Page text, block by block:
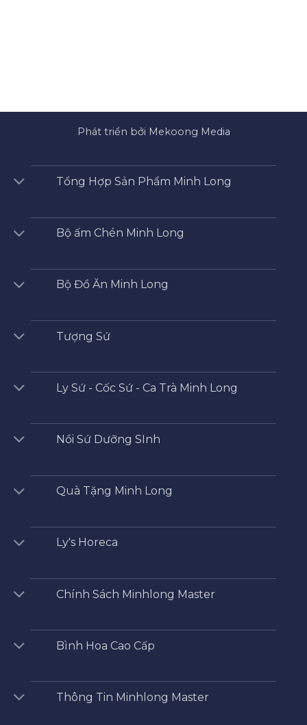
Phát triển bởi Mekoong Media
Tổng Hợp Sản Phẩm Minh Long
Bộ ấm Chén Minh Long
Bộ Đồ Ăn Minh Long
Tượng Sứ
Ly Sứ - Cốc Sứ - Ca Trà Minh Long
Nồi Sứ Dưỡng SInh
Quà Tặng Minh Long
Ly's Horeca
Chính Sách Minhlong Master
Bình Hoa Cao Cấp
Thông Tin Minhlong Master